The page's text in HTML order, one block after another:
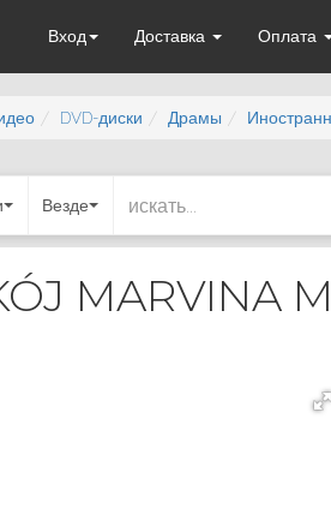
Вход Доставка Оплата
DVD-диски Драмы
Везде
MARVINA